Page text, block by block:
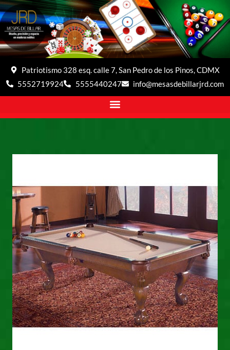
Patriotismo 328 esq. calle 7, San Pedro de los Pinos, CDMX
5552719924
5555440247 info@mesasdebillarjrd.com